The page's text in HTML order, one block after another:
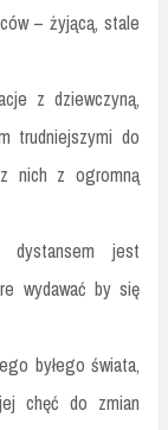
– żyjącą, stale
z dziewczyną,
trudniejszymi do
nich z ogromną
dystansem jest
wydawać by się
byłego świata,
chęć do zmian